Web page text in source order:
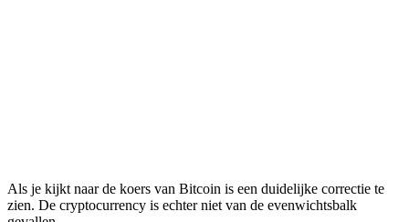
Als je kijkt naar de koers van Bitcoin is een duidelijke correctie te
zien. De cryptocurrency is echter niet van de evenwichtsbalk